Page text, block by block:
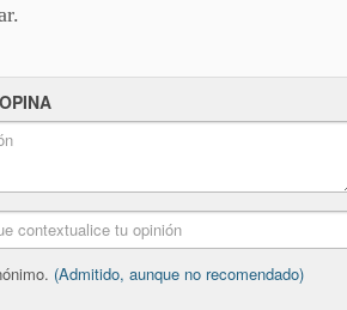
OPINA
(Admitido, aunque no recomendado)